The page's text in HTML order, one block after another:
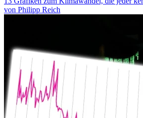
von Philipp Reich